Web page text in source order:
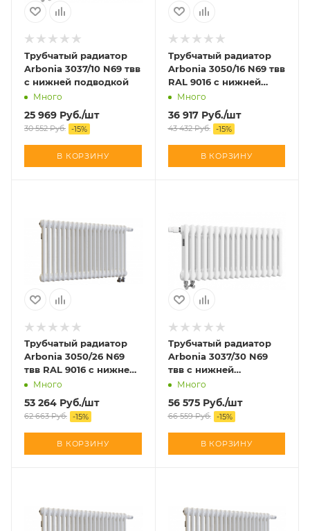
Трубчатый радиатор
Arbonia 3037/10 N69 твв
с нижней подводкой
Много
25 969 Руб./шт
30 552Руб. -15%
В КОРЗИНУ
Трубчатый радиатор
Arbonia 3050/16 N69 твв
RAL 9016 с нижней
подводкой
Много
36 917Руб./шт
43 432Руб. -15%
В КОРЗИНУ
Трубчатый радиатор
Arbonia 3050/26 N69
твв RAL 9016 с нижней
подводкой
Много
53 264 Руб./шт
62 663Руб. -15%
В КОРЗИНУ
Трубчатый радиатор
Arbonia 3037/30 N69
твв с нижней
подводкой
Много
56 575Руб./шт
66 559Руб. -15%
В КОРЗИНУ